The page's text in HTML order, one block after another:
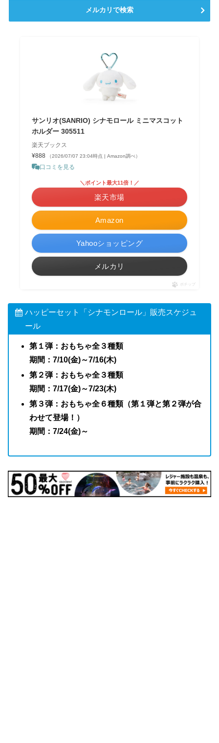
メルカリで検索
サンリオ(SANRIO) シナモロール ミニマスコット
ホルダー 305511
楽天ブックス
¥888
（2026/07/07 23:04時点 | Amazon調べ）
口コミを見る
Amazon
＼ポイント最大11倍！／
楽天市場
Yahooショッピング
メルカリ
ポチップ
ハッピーセット「シナモンロール」販売スケジュ
ール
第１弾：おもちゃ全３種類
期間：7/10(金)～7/16(木)
第２弾：おもちゃ全３種類
期間：7/17(金)～7/23(木)
第３弾：おもちゃ全６種類（第１弾と第２弾が合
わせて登場！）
期間：7/24(金)～